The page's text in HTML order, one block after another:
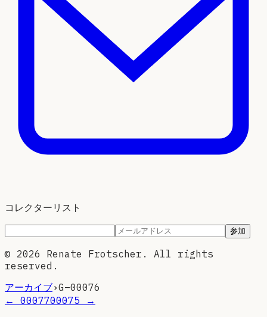
コレクターリスト
参加
© 2026 Renate Frotscher. All rights
reserved.
アーカイブ›G–00076
← 0007700075 →